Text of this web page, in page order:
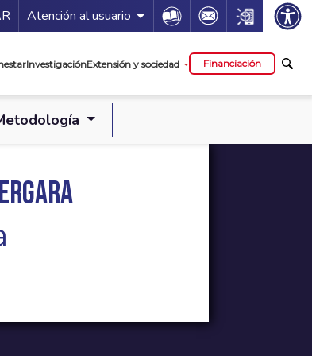
servicios
Atención al usuario Icon Icon Icon
InvestigaciónExtensión y sociedad Financiación